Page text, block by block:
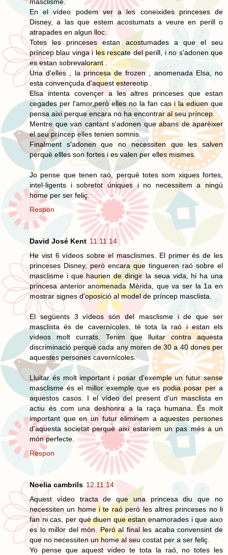
En el vídeo podem ver a les coneixides princeses de
Disney, a las que estem acostumats a veure en perill o
atrapades en algun lloc.
Totes les princeses estan acostumades a que el seu
príncep blau vinga i les rescate del perill, i no s'adonen que
es estan sobrevalorant .
Una d'elles , la princesa de frozen , anomenada Elsa, no
esta convençuda d'aquest estereotip .
Elsa intenta covençer a les altres princeses que estan
cegades per l'amor,però elles no la fan cas i la ediuen que
pensa aixi perque encara no ha encontrar al seu príncep.
Mentre que van cantant s'adonen que abans de aparèixer
el seu príncep elles tenien somnis.
Finalment s'adonen que no necessiten que les salven
perquè ellles son fortes i es valen per elles mismes.
Jo pense que tenen raó, perquè totes som xiques fortes,
intel·ligents i sobretot úniques i no necessitem a ningú
home per ser feliç.
Respon
David José Kent 11.11.14
He vist 6 vídeos sobre el masclismes. El primer és de les
princeses Disney, però encara que tingueren raó sobre el
masclisme i que haurien de dirigir la seua vida, hi ha una
princesa anterior anomenada Mèrida, que va ser la 1a en
mostrar signes d'oposició al model de príncep masclista.
El següents 3 vídeos són del masclisme i de que ser
masclista és de cavernícoles, té tota la raó i estan els
vídeos molt currats. Tenim que lluitar contra aquesta
discriminació perquè cada any moren de 30 a 40 dones per
aquestes persones cavernícoles.
Lluitar és molt important i posar d'exemple un futur sense
masclisme és el millor exemple que es podia posar per a
aquestos casos. I el vídeo del present d'un masclista en
actiu és com una deshonra a la raça humana. És molt
important que en un futur eliminem a aquestes persones
d'aquesta societat perquè així estaríem un pas més a un
món perfecte.
Respon
Noelia cambrils 12.11.14
Aquest vídeo tracta de que una princesa diu que no
necessiten un home i te raó peró les altres princeses no li
fan ni cas, per qué diuen que estan enamorades i que aixo
es lo millor del món. Peró al final les acaba convensint de
que no necessiten un home al seu costat per a ser feliç.
Yo pense que aquest vídeo te tota la raó, no totes les